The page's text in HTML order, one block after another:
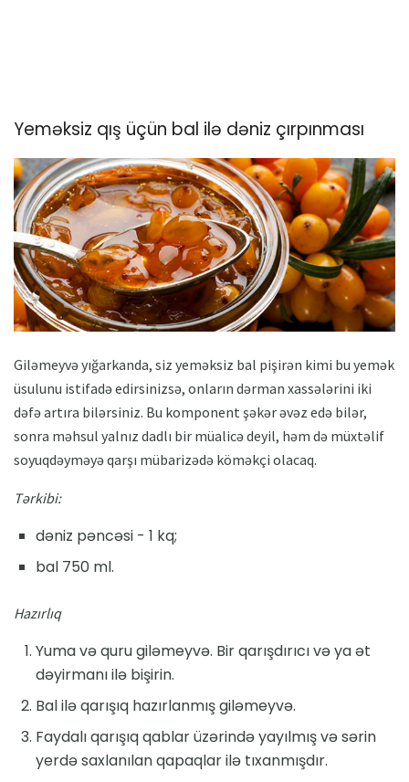
Yeməksiz qış üçün bal ilə dəniz çırpınması
Giləmeyvə yığarkanda, siz yeməksiz bal pişirən kimi bu yemək
üsulunu istifadə edirsinizsə, onların dərman xassələrini iki
dəfə artıra bilərsiniz. Bu komponent şəkər əvəz edə bilər,
sonra məhsul yalnız dadlı bir müalicə deyil, həm də müxtəlif
soyuqdəyməyə qarşı mübarizədə köməkçi olacaq.
Tərkibi:
dəniz pəncəsi - 1 kq;
bal 750 ml.
Hazırlıq
Yuma və quru giləmeyvə. Bir qarışdırıcı və ya ət
dəyirmanı ilə bişirin.
Bal ilə qarışıq hazırlanmış giləmeyvə.
Faydalı qarışıq qablar üzərində yayılmış və sərin
yerdə saxlanılan qapaqlar ilə tıxanmışdır.